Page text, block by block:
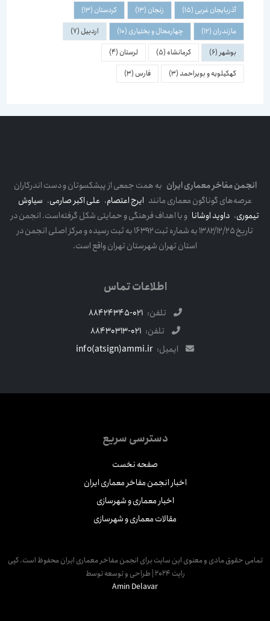
آذربایجان غربی(15) زنجان(13) کردستان(13)
مازندران(12) چهارمحال و بختیاری(10) اردبیل(7)
بوشهر(6) کرمانشاه(5) لرستان(4)
کهکیلویه و بویراحمد(3) فارس(3)
انجمن مفاخر معماری ایرانبه همت جمعی از پیشکسوتان و دست اندرکاران
عرصه‌های گوناگون معماری مانندایرج اعتصام،علی اکبر صارمی،سیاوش
تیموری،داوید اوشاناو با اهداف فرهنگی و حمایتی شکل گرفته‌است. انجمن در
تاریخ ۱۳۸۲/۱۲/۲۵ به شماره ثبت ۱۶۳۹۲ به ثبت رسیده و مرکز اصلی انجمن در
استان تهران شهرستان تهران واقع است.
اطلاعات تماس
تلفن: 021-88424345
تلفن: 021-88430313
ایمیل: info(atsign)ammi.ir
دسترسی سریع
صفحه نخست
اخبار انجمن مفاخر معماری ایران
اخبار معماری و شهرسازی
مقالات معماری و شهرسازی
حقوق مادی و معنوی این سایت برای انجمن مفاخر معماری ایران محفوظ است. کپی
رایت 2024 | طراحی و توسعه توسط
Amin Delavar